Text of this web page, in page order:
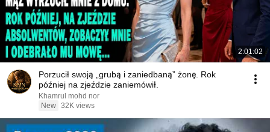
2:01:02
Porzucił swoją „grubą i zaniedbaną” żonę. Rok
później na zjeździe zaniemówił.
Khamrul mohd nor
New 32K views